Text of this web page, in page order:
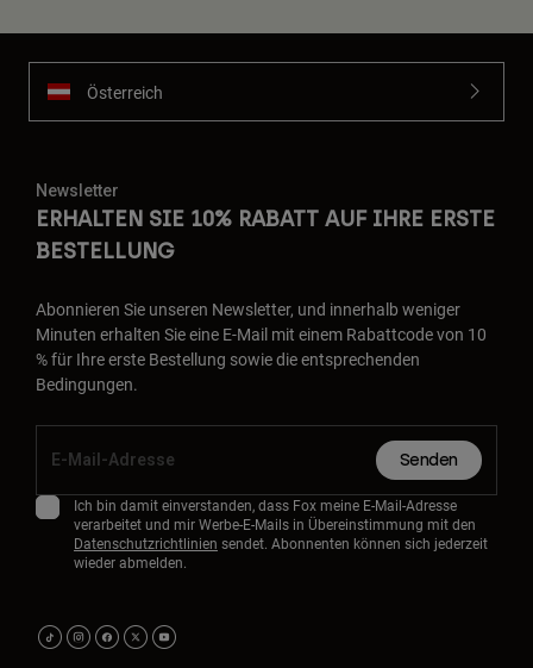
Österreich
Newsletter
ERHALTEN SIE 10% RABATT AUF IHRE ERSTE
BESTELLUNG
Abonnieren Sie unseren Newsletter, und innerhalb weniger
Minuten erhalten Sie eine E-Mail mit einem Rabattcode von 10
% für Ihre erste Bestellung sowie die entsprechenden
Bedingungen.
Senden
Ich bin damit einverstanden, dass Fox meine E-Mail-Adresse
verarbeitet und mir Werbe-E-Mails in Übereinstimmung mit den
Datenschutzrichtlinien sendet. Abonnenten können sich jederzeit
wieder abmelden.